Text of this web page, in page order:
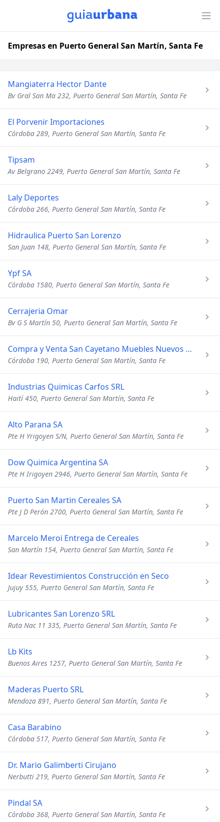
Empresas en Puerto General San Martín, Santa Fe
Mangiaterra Hector Dante
Bv Gral San Ma 232, Puerto General San Martín, Santa Fe
El Porvenir Importaciones
Córdoba 289, Puerto General San Martín, Santa Fe
Tipsam
Av Belgrano 2249, Puerto General San Martín, Santa Fe
Laly Deportes
Córdoba 266, Puerto General San Martín, Santa Fe
Hidraulica Puerto San Lorenzo
San Juan 148, Puerto General San Martín, Santa Fe
Ypf SA
Córdoba 1580, Puerto General San Martín, Santa Fe
Cerrajeria Omar
Bv G S Martín 50, Puerto General San Martín, Santa Fe
Compra y Venta San Cayetano Muebles Nuevos y Usados
Córdoba 190, Puerto General San Martín, Santa Fe
Industrias Quimicas Carfos SRL
Haití 450, Puerto General San Martín, Santa Fe
Alto Parana SA
Pte H Yrigoyen S/N, Puerto General San Martín, Santa Fe
Dow Quimica Argentina SA
Pte H Irigoyen 2946, Puerto General San Martín, Santa Fe
Puerto San Martin Cereales SA
Pte J D Perón 2700, Puerto General San Martín, Santa Fe
Marcelo Meroi Entrega de Cereales
San Martín 154, Puerto General San Martín, Santa Fe
Idear Revestimientos Construcción en Seco
Jujuy 555, Puerto General San Martín, Santa Fe
Lubricantes San Lorenzo SRL
Ruta Nac 11 335, Puerto General San Martín, Santa Fe
Lb Kits
Buenos Aires 1257, Puerto General San Martín, Santa Fe
Maderas Puerto SRL
Mendoza 891, Puerto General San Martín, Santa Fe
Casa Barabino
Córdoba 517, Puerto General San Martín, Santa Fe
Dr. Mario Galimberti Cirujano
Nerbutti 219, Puerto General San Martín, Santa Fe
Pindal SA
Córdoba 368, Puerto General San Martín, Santa Fe